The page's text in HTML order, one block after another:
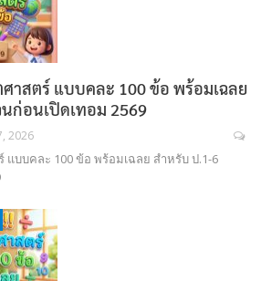
าสตร์ แบบคละ 100 ข้อ พร้อมเฉลย
ก่อนเปิดเทอม 2569
2026
บบคละ 100 ข้อ พร้อมเฉลย สำหรับ ป.1-6